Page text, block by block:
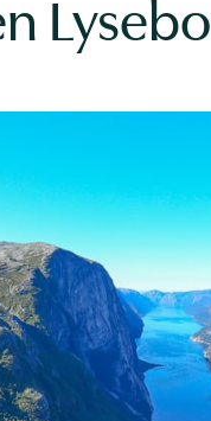
Geirangerfjord in a
Kajakfahren
Autofähren
Alle